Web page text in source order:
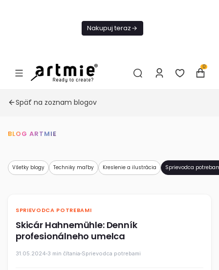
Nakupuj teraz
0
Späť na zoznam blogov
BLOG ARTMIE
Všetky blogy Techniky maľby Kreslenie a ilustrácia Sprievodca
SPRIEVODCA POTREBAMI
Skicár Hahnemühle: Denník
profesionálneho umelca
31.05.2024 3 min čítania Sprievodca potrebami